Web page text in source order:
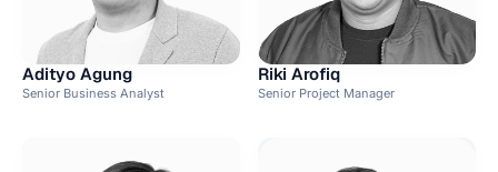
Adityo Agung
Senior Business Analyst
Riki Arofiq
Senior Project Manager